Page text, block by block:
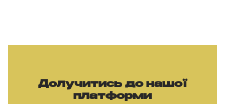
Долучитись до нашої
платформи